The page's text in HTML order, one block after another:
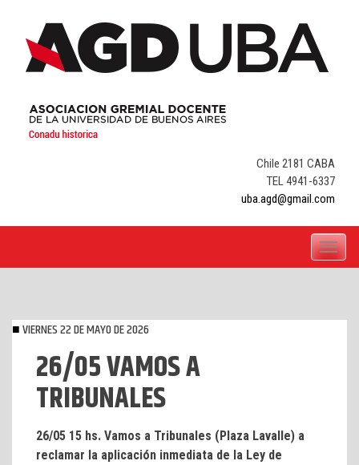
content
Chile 2181 CABA
TEL 4941-6337
uba.agd@gmail.com
Toggle
VIERNES 22 DE MAYO DE 2026
26/05 VAMOS A
TRIBUNALES
26/05 15 hs. Vamos a Tribunales (Plaza Lavalle) a
reclamar la aplicación inmediata de la Ley de